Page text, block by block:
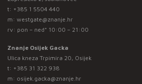
t: +385 1 5504 440
m: westgate@znanje.hr
rv: pon – ned* 10:00 – 21:00
Znanje Osijek Gacka
Ulica kneza Trpimira 20, Osijek
t: +385 31 322 938
m: osijek.gacka@znanje.hr